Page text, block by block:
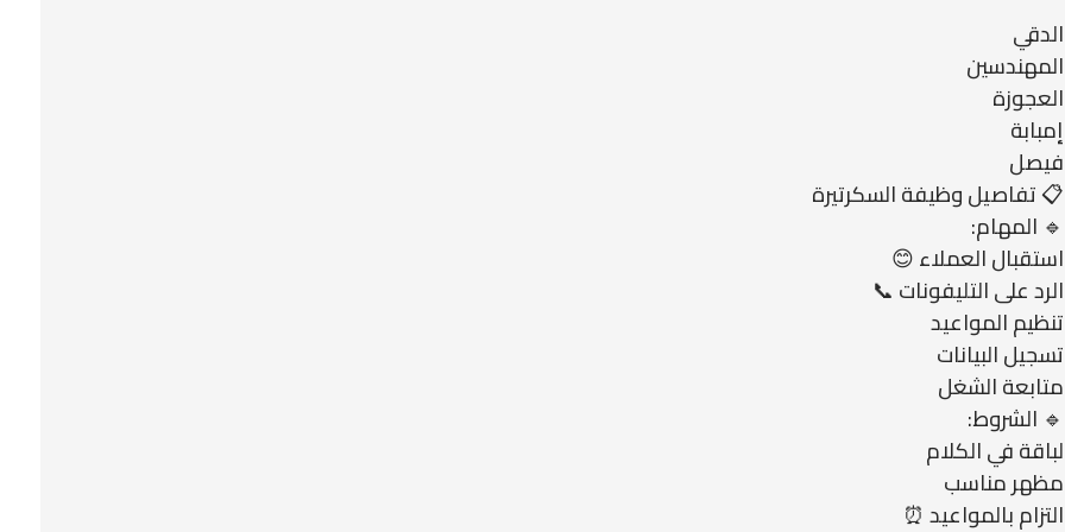
الدقي
المهندسين
العجوزة
إمبابة
فيصل
📋 تفاصيل وظيفة السكرتيرة
🔹 المهام:
استقبال العملاء 😊
الرد على التليفونات 📞
تنظيم المواعيد
تسجيل البيانات
متابعة الشغل
🔹 الشروط:
لباقة في الكلام
مظهر مناسب
التزام بالمواعيد ⏰